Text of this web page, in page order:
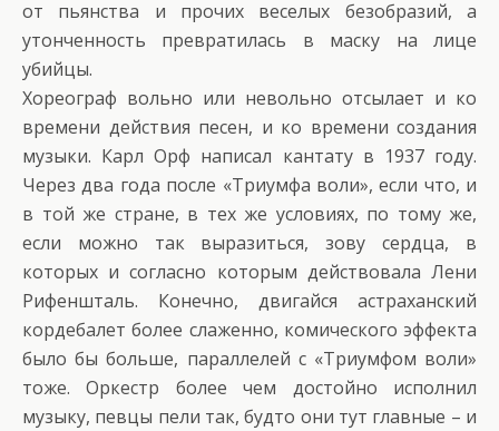
от пьянства и прочих веселых безобразий, а
утонченность превратилась в маску на лице
убийцы.
Хореограф вольно или невольно отсылает и ко
времени действия песен, и ко времени создания
музыки. Карл Орф написал кантату в 1937 году.
Через два года после «Триумфа воли», если что, и
в той же стране, в тех же условиях, по тому же,
если можно так выразиться, зову сердца, в
которых и согласно которым действовала Лени
Рифеншталь. Конечно, двигайся астраханский
кордебалет более слаженно, комического эффекта
было бы больше, параллелей с «Триумфом воли»
тоже. Оркестр более чем достойно исполнил
музыку, певцы пели так, будто они тут главные – и